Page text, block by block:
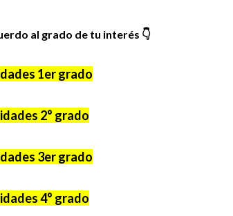
al grado de tu interés 👇
1er grado
2° grado
3er grado
4° grado